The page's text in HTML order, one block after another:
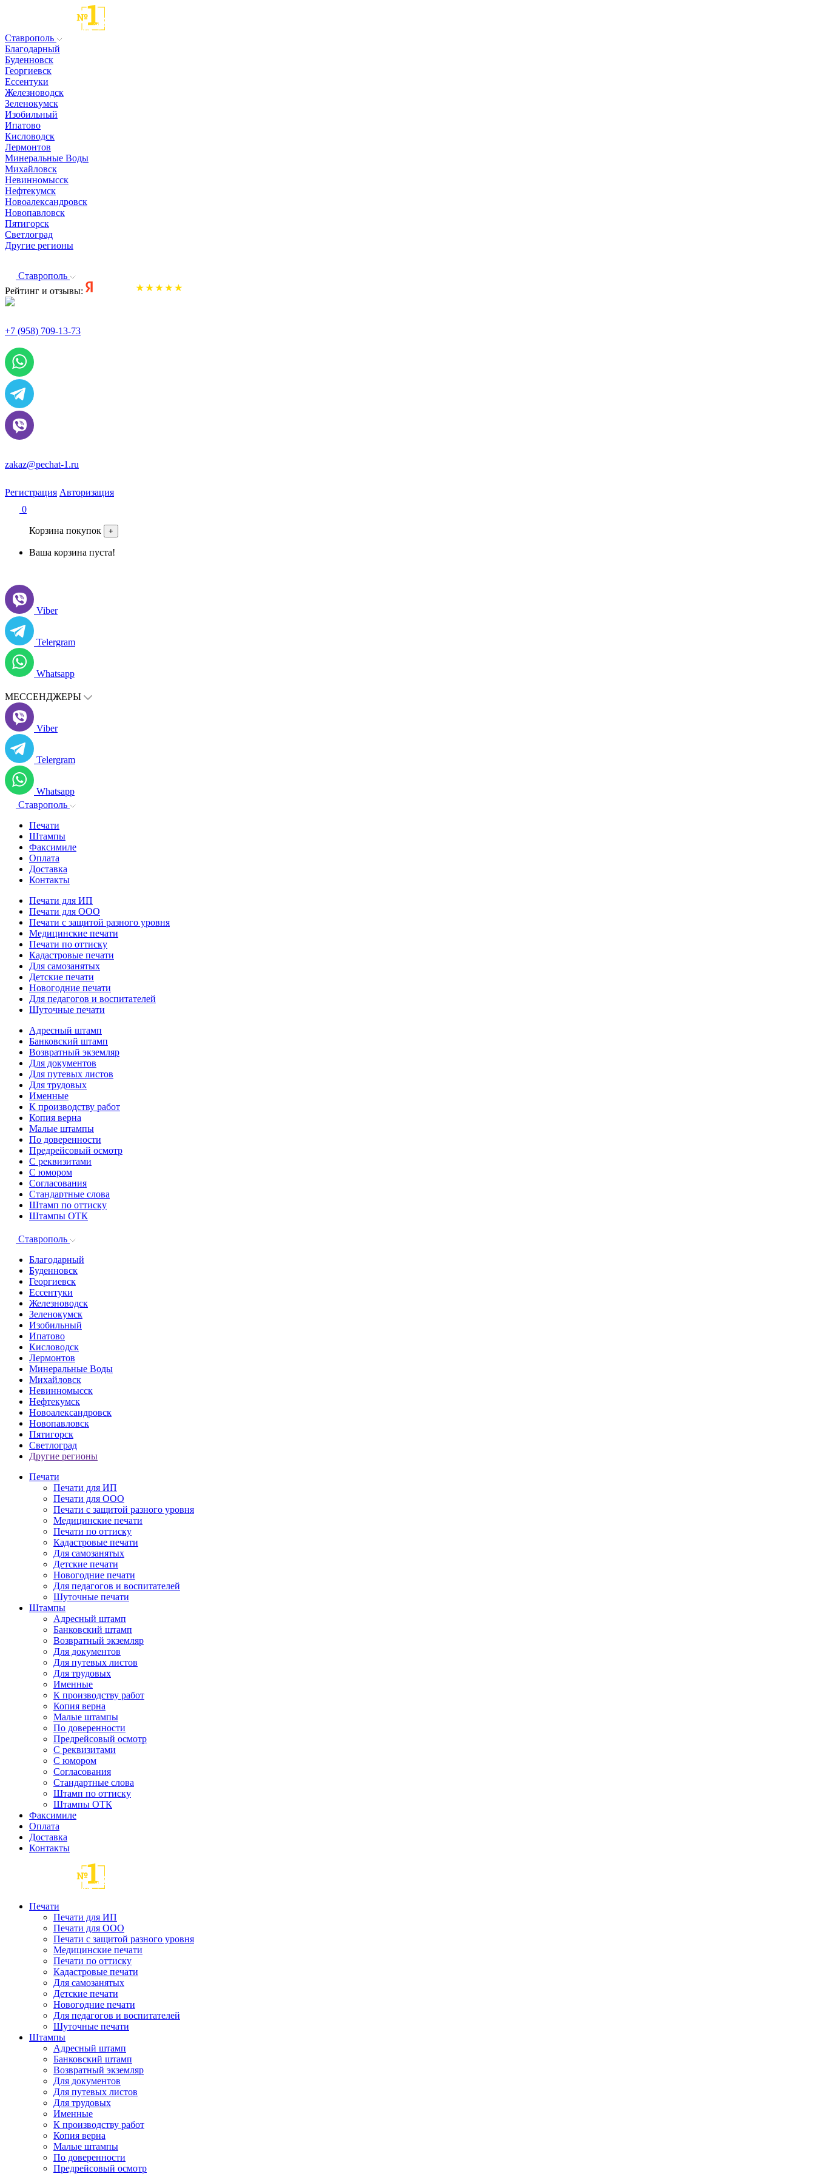
Ставрополь
Благодарный
Буденновск
Георгиевск
Ессентуки
Железноводск
Зеленокумск
Изобильный
Ипатово
Кисловодск
Лермонтов
Минеральные Воды
Михайловск
Невинномысск
Нефтекумск
Новоалександровск
Новопавловск
Пятигорск
Светлоград
Другие регионы
Ставрополь
Рейтинг и отзывы:
+7 (958) 709-13-73
zakaz@pechat-1.ru
Регистрация Авторизация
0
Корзина покупок +
Ваша корзина пуста!
Viber
Telergram
Whatsapp
МЕССЕНДЖЕРЫ
Viber
Telergram
Whatsapp
Ставрополь
Печати
Штампы
Факсимиле
Оплата
Доставка
Контакты
Печати для ИП
Печати для ООО
Печати с защитой разного уровня
Медицинские печати
Печати по оттиску
Кадастровые печати
Для самозанятых
Детские печати
Новогодние печати
Для педагогов и воспитателей
Шуточные печати
Адресный штамп
Банковский штамп
Возвратный экземляр
Для документов
Для путевых листов
Для трудовых
Именные
К производству работ
Копия верна
Малые штампы
По доверенности
Предрейсовый осмотр
С реквизитами
С юмором
Согласования
Стандартные слова
Штамп по оттиску
Штампы ОТК
Ставрополь
Благодарный
Буденновск
Георгиевск
Ессентуки
Железноводск
Зеленокумск
Изобильный
Ипатово
Кисловодск
Лермонтов
Минеральные Воды
Михайловск
Невинномысск
Нефтекумск
Новоалександровск
Новопавловск
Пятигорск
Светлоград
Другие регионы
Печати
Печати для ИП
Печати для ООО
Печати с защитой разного уровня
Медицинские печати
Печати по оттиску
Кадастровые печати
Для самозанятых
Детские печати
Новогодние печати
Для педагогов и воспитателей
Шуточные печати
Штампы
Адресный штамп
Банковский штамп
Возвратный экземляр
Для документов
Для путевых листов
Для трудовых
Именные
К производству работ
Копия верна
Малые штампы
По доверенности
Предрейсовый осмотр
С реквизитами
С юмором
Согласования
Стандартные слова
Штамп по оттиску
Штампы ОТК
Факсимиле
Оплата
Доставка
Контакты
Печати
Печати для ИП
Печати для ООО
Печати с защитой разного уровня
Медицинские печати
Печати по оттиску
Кадастровые печати
Для самозанятых
Детские печати
Новогодние печати
Для педагогов и воспитателей
Шуточные печати
Штампы
Адресный штамп
Банковский штамп
Возвратный экземляр
Для документов
Для путевых листов
Для трудовых
Именные
К производству работ
Копия верна
Малые штампы
По доверенности
Предрейсовый осмотр